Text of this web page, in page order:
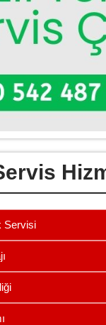
Servisi